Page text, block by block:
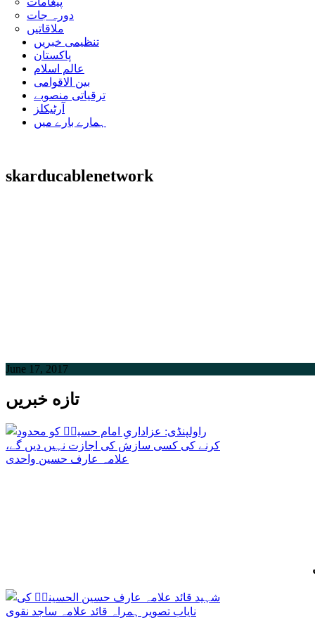
دورہ جات
ملاقاتیں
تنظیمی خبریں
پاکستان
عالم اسلام
بین الاقوامی
ترقیاتی منصوبے
آرٹیکلز
ہمارے بارے میں
skarducablenetwork
June 17, 2017
تازه خبریں